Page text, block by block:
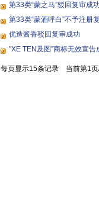
第33类“蒙之马”驳回复审成
第33类“蒙酒呼白”不予注册
优造酱香驳回复审成功
"XE TEN及图”商标无效宣告
每页显示15条记录 当前第1